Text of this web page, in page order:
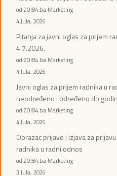
od ZOI84.ba Marketing
4 Jula, 2026
Pitanja za javni oglas za prijem
4.7.2026.
od ZOI84.ba Marketing
4 Jula, 2026
Javni oglas za prijem radnika u
neodređeno i određeno do
od ZOI84.ba Marketing
4 Jula, 2026
Obrazac prijave i izjava za
radnika u radni odnos
od ZOI84.ba Marketing
3 Jula, 2026